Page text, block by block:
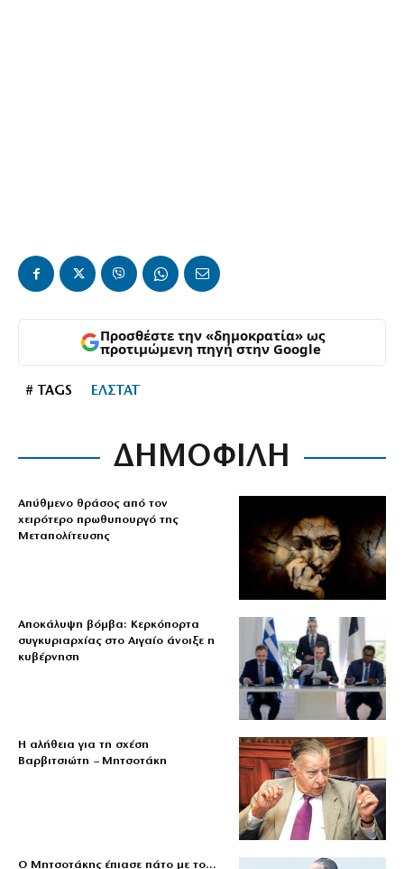
Προσθέστε την «δημοκρατία» ως
προτιμώμενη πηγή στην Google
# TAGS ΕΛΣΤΑΤ
ΔΗΜΟΦΙΛΗ
Απύθμενο θράσος από τον
χειρότερο πρωθυπουργό της
Μεταπολίτευσης
Αποκάλυψη βόμβα: Κερκόπορτα
συγκυριαρχίας στο Αιγαίο άνοιξε η
κυβέρνηση
Η αλήθεια για τη σχέση
Βαρβιτσιώτη – Μητσοτάκη
Ο Μητσοτάκης έπιασε πάτο με το…